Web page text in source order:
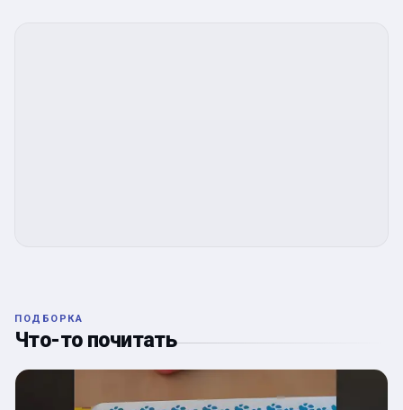
ПОДБОРКА
Что-то почитать